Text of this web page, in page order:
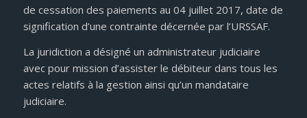
de cessation des paiements au 04 juillet 2017, date de
signification d’une contrainte décernée par l’URSSAF.
La juridiction a désigné un administrateur judiciaire
avec pour mission d’assister le débiteur dans tous les
actes relatifs à la gestion ainsi qu’un mandataire
judiciaire.